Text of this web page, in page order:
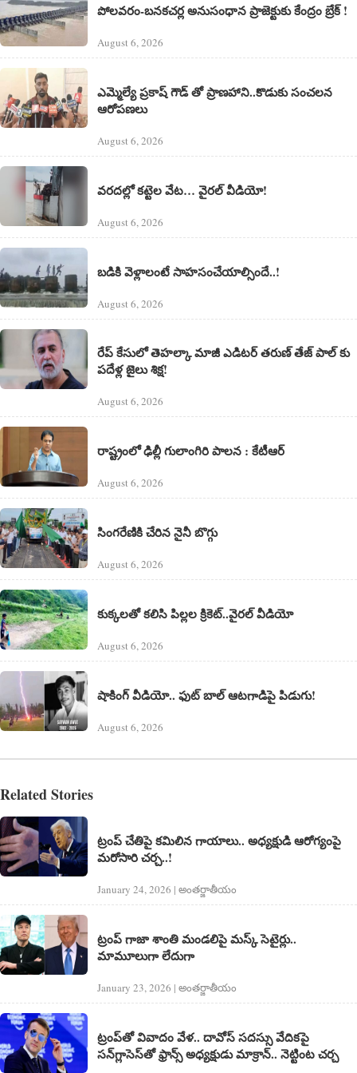
పోలవరం-బనకచర్ల అనుసంధాన ప్రాజెక్టుకు కేంద్రం బ్రేక్ !
August 6, 2026
ఎమ్మెల్యే ప్రకాష్ గౌడ్ తో ప్రాణహాని..కొడుకు సంచలన
ఆరోపణలు
August 6, 2026
వరదల్లో కట్టెల వేట… వైరల్ వీడియో!
August 6, 2026
బడికి వెళ్లాలంటే సాహసంచేయాల్సిందే..!
August 6, 2026
రేప్ కేసులో తెహల్కా మాజీ ఎడిటర్ తరుణ్ తేజ్ పాల్ కు
పదేళ్ల జైలు శిక్ష!
August 6, 2026
రాష్ట్రంలో ఢిల్లీ గులాంగిరి పాలన : కేటీఆర్
August 6, 2026
సింగరేణికి చేరిన నైనీ బొగ్గు
August 6, 2026
కుక్కలతో కలిసి పిల్లల క్రికెట్..వైరల్ వీడియో
August 6, 2026
షాకింగ్ వీడియో.. ఫుట్ బాల్ ఆటగాడిపై పిడుగు!
August 6, 2026
Related Stories
ట్రంప్ చేతిపై కమిలిన గాయాలు.. అధ్యక్షుడి ఆరోగ్యంపై
మరోసారి చర్చ..!
January 24, 2026 | అంత‌ర్జాతీయం
ట్రంప్‌ గాజా శాంతి మండలిపై మస్క్‌ సెటైర్లు..
మామూలుగా లేదుగా
January 23, 2026 | అంత‌ర్జాతీయం
ట్రంప్‌తో వివాదం వేళ.. దావోస్ సదస్సు వేదికపై
సన్‌గ్లాసెస్‌తో ఫ్రాన్స్ అధ్యక్షుడు మాక్రాన్.. నెట్టింట చర్చ